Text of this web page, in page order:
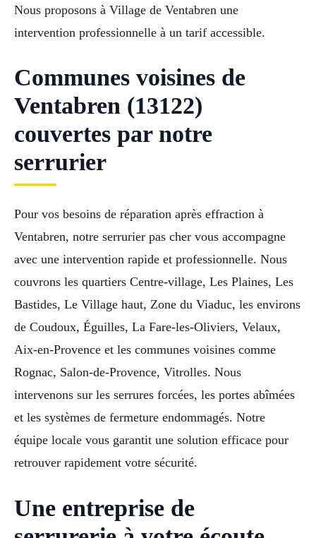
Nous proposons à Village de Ventabren une
intervention professionnelle à un tarif accessible.
Communes voisines de
Ventabren (13122)
couvertes par notre
serrurier
Pour vos besoins de réparation après effraction à
Ventabren, notre serrurier pas cher vous accompagne
avec une intervention rapide et professionnelle. Nous
couvrons les quartiers Centre-village, Les Plaines, Les
Bastides, Le Village haut, Zone du Viaduc, les environs
de Coudoux, Éguilles, La Fare-les-Oliviers, Velaux,
Aix-en-Provence et les communes voisines comme
Rognac, Salon-de-Provence, Vitrolles. Nous
intervenons sur les serrures forcées, les portes abîmées
et les systèmes de fermeture endommagés. Notre
équipe locale vous garantit une solution efficace pour
retrouver rapidement votre sécurité.
Une entreprise de